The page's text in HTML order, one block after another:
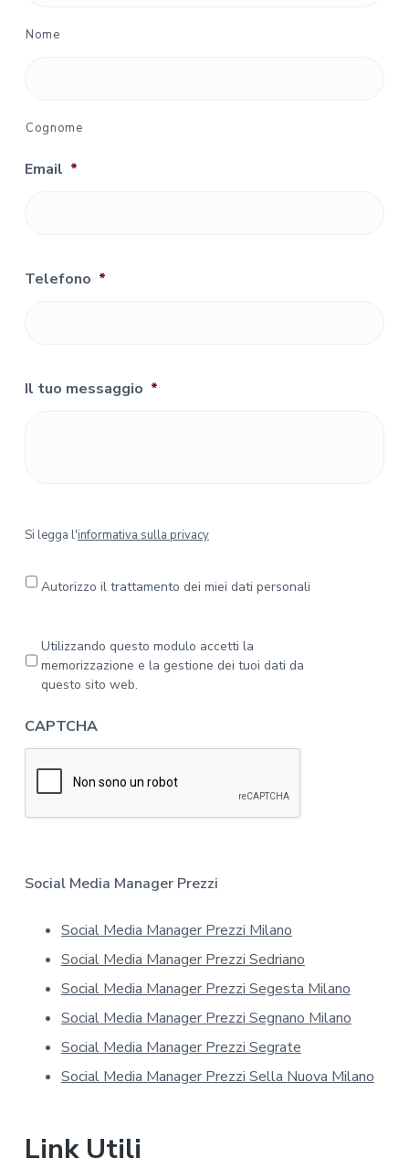
Nome
Cognome
Email *
Telefono *
Il tuo messaggio *
S
e
l
f
o
t
a
Si legga l'informativa sulla privacy
Autorizzo il trattamento dei miei dati personali
r
c
y
*
Utilizzando questo modulo accetti la
memorizzazione e la gestione dei tuoi dati da
questo sito web.
CAPTCHA
Social Media Manager Prezzi
Social Media Manager Prezzi Milano
Social Media Manager Prezzi Sedriano
Social Media Manager Prezzi Segesta Milano
Social Media Manager Prezzi Segnano Milano
Social Media Manager Prezzi Segrate
Social Media Manager Prezzi Sella Nuova Milano
Link Utili